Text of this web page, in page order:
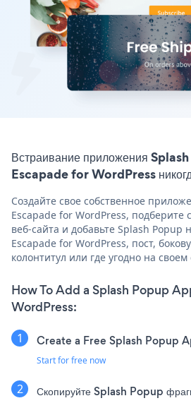
Встраивание приложения
Escapade for WordPress
Создайте свое собственное
Escapade for WordPress, подберите
веб-сайта и добавьте Splash Popup
Escapade for WordPress, пост,
колонтитул или где угодно на своем
How To Add a Splash Popup
WordPress:
Create a Free Splash Popup
Start for free now
Скопируйте Splash Popup